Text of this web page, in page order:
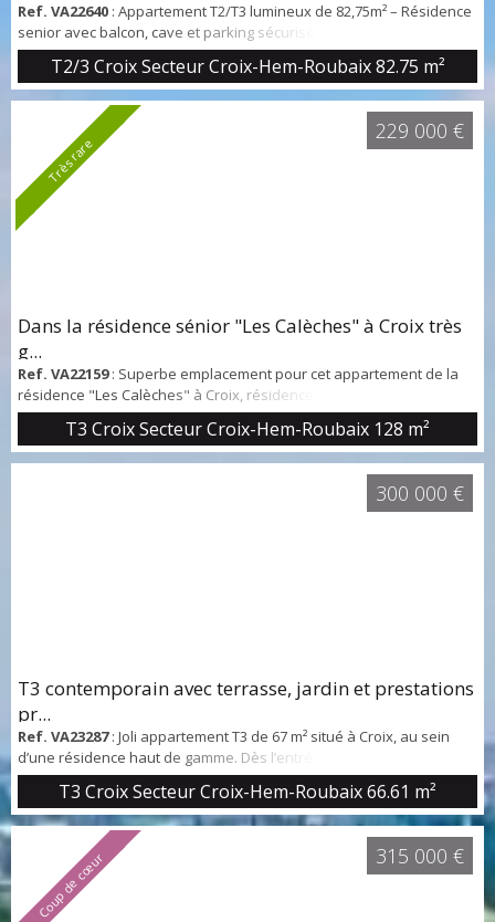
Ref. VA22640 : Appartement T2/T3 lumineux de 82,75m² – Résidence
senior avec balcon, cave et parking sécurisé au sous-sol
Idéalement situé au 4e et dernier étage d’une résidence calme et
sécurisée pour seniors, ce bel appartement d'angle T3 transformé
en T2 de 83,75m² vous séduira par ses volumes et sa luminosité. Il
se compose, d’un vaste séjour en L de 38m² offrant un bel espace
de vie, d’une salle...
T2/3 Croix Secteur Croix-Hem-Roubaix82.75 m²
Très rare
Dans la résidence sénior "Les Calèches" à Croix très
g...
Ref. VA22159: Superbe emplacement pour cet appartement de la
résidence "Les Calèches" à Croix, résidence pour personnes
agées, à côté du Parc Barbieux. Une belle entrée qui dessert un
grand séjour de 39 m2 ultra lumineux orienté sud ouest donnant
sur un immense balcon et sur la verdure, deux kitchenettes, deux
grandes chambres 21 et 27 m2. De nombreux placards. Une place
T3 Croix Secteur Croix-Hem-Roubaix 128 m²
229 000 €
T3 contemporain avec terrasse, jardin et prestations
pr...
Ref. VA23287: Joli appartement T3 de 67 m² situé à Croix, au sein
d’une résidence haut de gamme. Dès l’entrée, un spacieux hall
vous mène naturellement vers une agréable pièce de vie de 28 m²,
regroupant salon, salle à manger et cuisine ouverte. Cet espace
lumineux s’ouvre sur une belle terrasse de 16 m², prolongée par un
petit jardin privatif, idéal pour profiter des beaux jours. La partie
nuit se ...
T3 Croix Secteur Croix-Hem-Roubaix66.61 m²
300 000 €
Coup de cœur 315 000 €